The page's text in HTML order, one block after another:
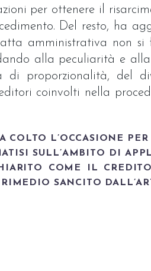
per ottenere il
Del resto, ha
amministrativa non
alla peculiarità e
di proporzionalità, del
coinvolti nella
L’OCCASIONE
SULL’AMBITO DI
COME IL
SANCITO